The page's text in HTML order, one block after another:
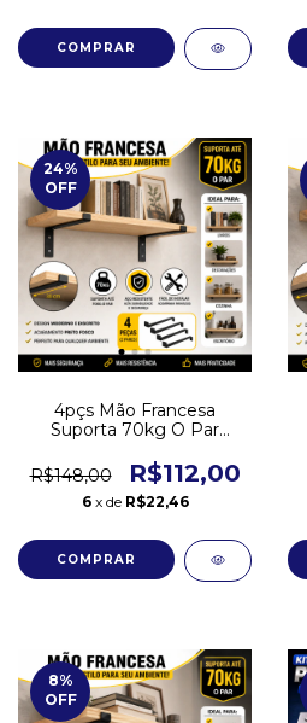
24%
OFF
4pçs Mão Francesa
Suporta 70kg O Par
Baixa
R$148,00 R$112,00
6 x de R$22,46
8%
OFF